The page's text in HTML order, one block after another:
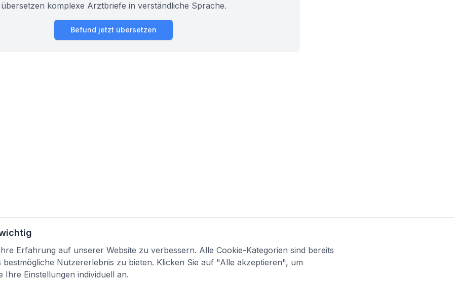
übersetzen komplexe Arztbriefe in verständliche Sprache.
Befund jetzt übersetzen
Erfahrung auf unserer Website zu verbessern. Alle Cookie-Kategorien sind bereits
Nutzererlebnis zu bieten. Klicken Sie auf "Alle akzeptieren", um
Einstellungen individuell an.